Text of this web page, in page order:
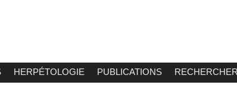
HERPÉTOLOGIE PUBLICATIONS RECHERCHER